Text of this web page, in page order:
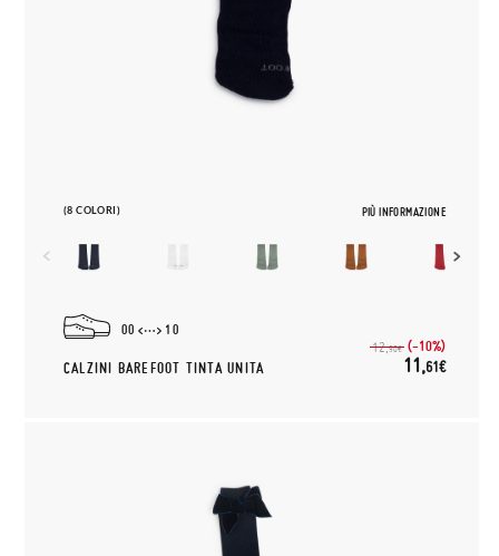
(8 COLORI) PIÙ INFORMAZIONE
00 10
CALZINI BAREFOOT TINTA UNITA
12,90€ (-10%)
11,61€